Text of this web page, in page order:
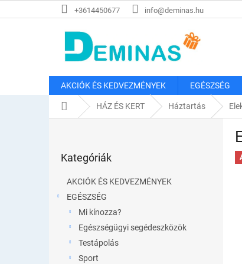
a
+3614450677 info@deminas.hu
AKCIÓK ÉS KEDVEZMÉNYEK EGÉSZSÉG
KezdőlapHÁZ ÉS KERT Háztartás
átugrása
Kategóriák
AKCIÓK ÉS KEDVEZMÉNYEK
EGÉSZSÉG
Mi kínozza?
Egészségügyi segédeszközök
Testápolás
Sport